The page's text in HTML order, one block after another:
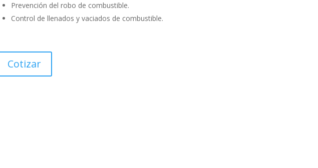
Prevención del robo de combustible.
Control de llenados y vaciados de combustible.
Cotizar